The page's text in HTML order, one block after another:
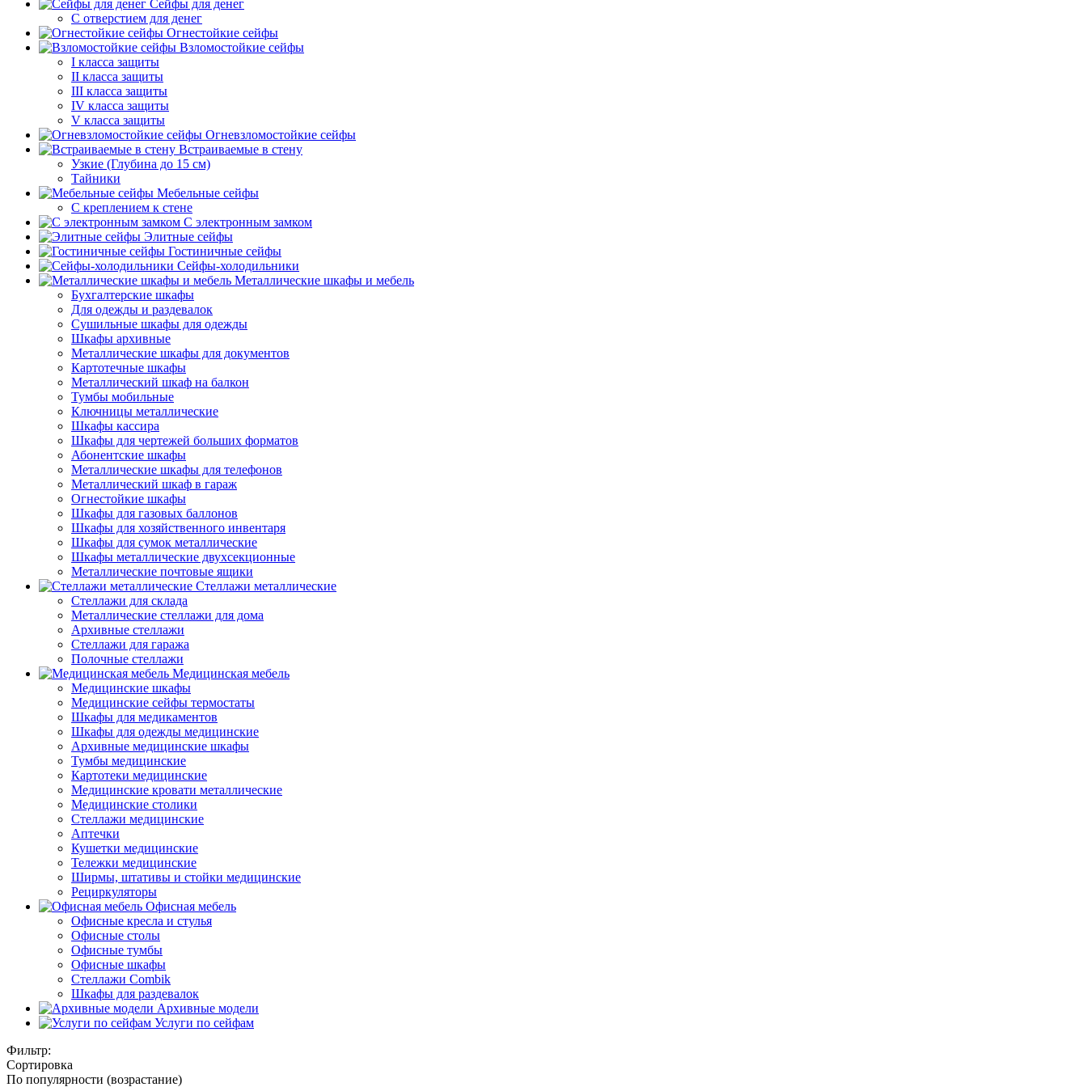
Сейфы для денег
С отверстием для денег
Огнестойкие сейфы
Взломостойкие сейфы
I класса защиты
II класса защиты
III класса защиты
IV класса защиты
V класса защиты
Огневзломостойкие сейфы
Встраиваемые в стену
Узкие (Глубина до 15 см)
Тайники
Мебельные сейфы
С креплением к стене
С электронным замком
Элитные сейфы
Гостиничные сейфы
Сейфы-холодильники
Металлические шкафы и мебель
Бухгалтерские шкафы
Для одежды и раздевалок
Сушильные шкафы для одежды
Шкафы архивные
Металлические шкафы для документов
Картотечные шкафы
Металлический шкаф на балкон
Тумбы мобильные
Ключницы металлические
Шкафы кассира
Шкафы для чертежей больших форматов
Абонентские шкафы
Металлические шкафы для телефонов
Металлический шкаф в гараж
Огнестойкие шкафы
Шкафы для газовых баллонов
Шкафы для хозяйственного инвентаря
Шкафы для сумок металлические
Шкафы металлические двухсекционные
Металлические почтовые ящики
Стеллажи металлические
Стеллажи для склада
Металлические стеллажи для дома
Архивные стеллажи
Стеллажи для гаража
Полочные стеллажи
Медицинская мебель
Медицинские шкафы
Медицинские сейфы термостаты
Шкафы для медикаментов
Шкафы для одежды медицинские
Архивные медицинские шкафы
Тумбы медицинские
Картотеки медицинские
Медицинские кровати металлические
Медицинские столики
Стеллажи медицинские
Аптечки
Кушетки медицинские
Тележки медицинские
Ширмы, штативы и стойки медицинские
Рециркуляторы
Офисная мебель
Офисные кресла и стулья
Офисные столы
Офисные тумбы
Офисные шкафы
Стеллажи Combik
Шкафы для раздевалок
Архивные модели
Услуги по сейфам
Фильтр:
Сортировка
По популярности (возрастание)